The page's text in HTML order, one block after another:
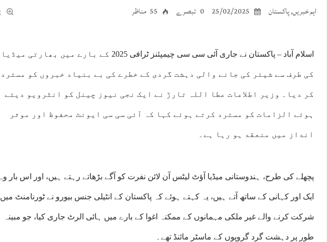
اہم خبریں,پاکستان 25/02/2025 0 تبصرے 55 مناظر
اسلام آباد – پاکستان نے جاری آئی سی سی چیمپئنز ٹرافی 2025 کے بارے میں بھارتی میڈیا
کی طرف سے شیئر کی جانے والی دہشت گردی کے خطرے کی بے بنیاد خبروں کو مسترد
کر دیا۔ وزیر اطلاعات عطا اللہ تارڑ نے ایک نجی نیوز چینل کو انٹرویو دیتے
ہوئے الزامات کو مسترد کرتے ہوئے کہا کہ آئی سی سی ایونٹ محفوظ اور موثر
انداز میں منعقد ہو رہا ہے۔
پچھلے کی طرح، ہندوستانی میڈیا آؤٹ لیٹس آن لائن نفرت کو آگے بڑھاتے رہتے ہیں، اور اس بار وہ
ایک اور کہانی کے ساتھ آتے ہیں، یہ کہتے ہوئے کہ پاکستان کے انٹیلی جنس بیورو نے ٹورنامنٹ میں
شرکت کرنے والے غیر ملکی مہمانوں کے ممکنہ اغوا کے بارے میں ہائی الرٹ جاری کیا، جو مبینہ
طور پر دہشت گرد گروپوں کے ماسٹر مائنڈ تھے۔